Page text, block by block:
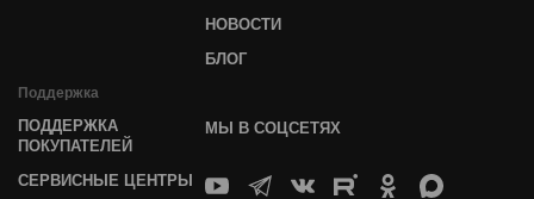
НОВОСТИ
БЛОГ
Поддержка
ПОДДЕРЖКА
ПОКУПАТЕЛЕЙ
СЕРВИСНЫЕ ЦЕНТРЫ
МЫ В СОЦСЕТЯХ